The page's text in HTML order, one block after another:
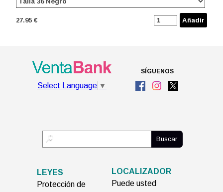
27.95 € Añadir
SÍGUENOS
Buscar
LEYES
Protección de
LOCALIZADOR
Puede usted
Select Language ▼